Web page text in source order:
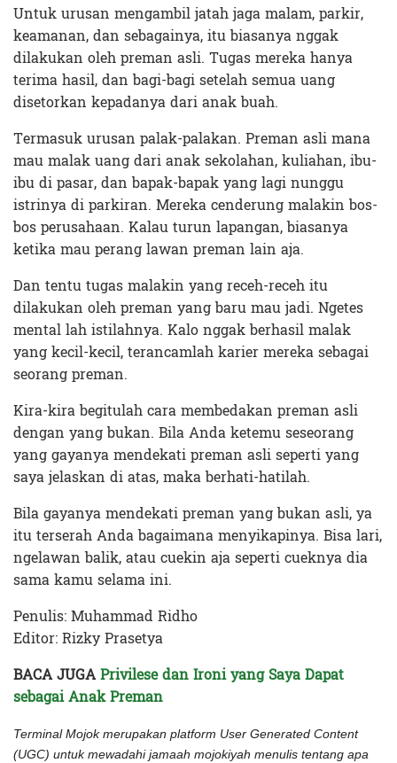
Untuk urusan mengambil jatah jaga malam, parkir,
keamanan, dan sebagainya, itu biasanya nggak
dilakukan oleh preman asli. Tugas mereka hanya
terima hasil, dan bagi-bagi setelah semua uang
disetorkan kepadanya dari anak buah.
Termasuk urusan palak-palakan. Preman asli mana
mau malak uang dari anak sekolahan, kuliahan, ibu-
ibu di pasar, dan bapak-bapak yang lagi nunggu
istrinya di parkiran. Mereka cenderung malakin bos-
bos perusahaan. Kalau turun lapangan, biasanya
ketika mau perang lawan preman lain aja.
Dan tentu tugas malakin yang receh-receh itu
dilakukan oleh preman yang baru mau jadi. Ngetes
mental lah istilahnya. Kalo nggak berhasil malak
yang kecil-kecil, terancamlah karier mereka sebagai
seorang preman.
Kira-kira begitulah cara membedakan preman asli
dengan yang bukan. Bila Anda ketemu seseorang
yang gayanya mendekati preman asli seperti yang
saya jelaskan di atas, maka berhati-hatilah.
Bila gayanya mendekati preman yang bukan asli, ya
itu terserah Anda bagaimana menyikapinya. Bisa lari,
ngelawan balik, atau cuekin aja seperti cueknya dia
sama kamu selama ini.
Penulis: Muhammad Ridho
Editor: Rizky Prasetya
BACA JUGAPrivilese dan Ironi yang Saya Dapat
sebagai Anak Preman
Terminal Mojok merupakan platform User Generated Content
(UGC) untuk mewadahi jamaah mojokiyah menulis tentang apa